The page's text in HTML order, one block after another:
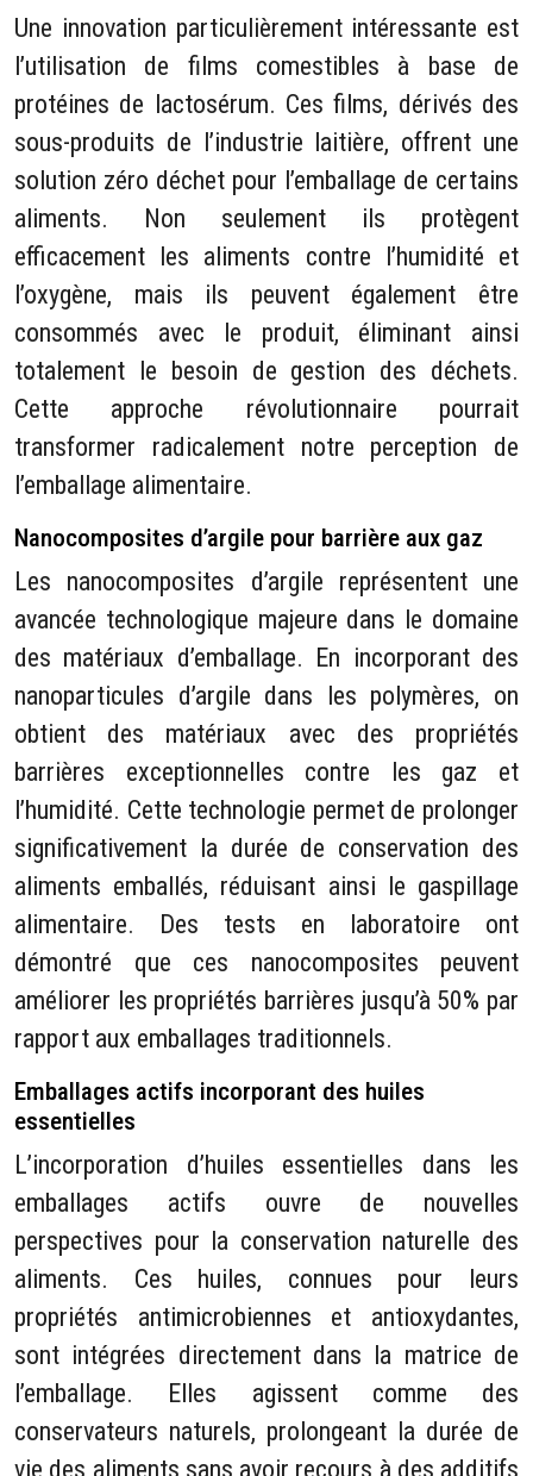
Une innovation particulièrement intéressante est
l’utilisation de films comestibles à base de
protéines de lactosérum. Ces films, dérivés des
sous-produits de l’industrie laitière, offrent une
solution zéro déchet pour l’emballage de certains
aliments. Non seulement ils protègent
efficacement les aliments contre l’humidité et
l’oxygène, mais ils peuvent également être
consommés avec le produit, éliminant ainsi
totalement le besoin de gestion des déchets.
Cette approche révolutionnaire pourrait
transformer radicalement notre perception de
l’emballage alimentaire.
Nanocomposites d’argile pour barrière aux gaz
Les nanocomposites d’argile représentent une
avancée technologique majeure dans le domaine
des matériaux d’emballage. En incorporant des
nanoparticules d’argile dans les polymères, on
obtient des matériaux avec des propriétés
barrières exceptionnelles contre les gaz et
l’humidité. Cette technologie permet de prolonger
significativement la durée de conservation des
aliments emballés, réduisant ainsi le gaspillage
alimentaire. Des tests en laboratoire ont
démontré que ces nanocomposites peuvent
améliorer les propriétés barrières jusqu’à 50% par
rapport aux emballages traditionnels.
Emballages actifs incorporant des huiles
essentielles
L’incorporation d’huiles essentielles dans les
emballages actifs ouvre de nouvelles
perspectives pour la conservation naturelle des
aliments. Ces huiles, connues pour leurs
propriétés antimicrobiennes et antioxydantes,
sont intégrées directement dans la matrice de
l’emballage. Elles agissent comme des
conservateurs naturels, prolongeant la durée de
vie des aliments sans avoir recours à des additifs